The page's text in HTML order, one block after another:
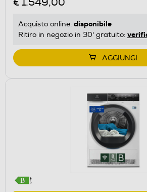
di
energetico
di
Youreko.
Acquisto online: disponibile
Ritiro in negozio in 30' gratuito:
AGGIUNGI